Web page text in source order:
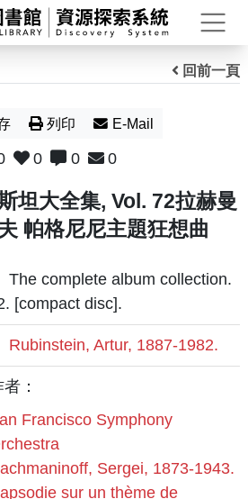
打
回前一頁
列印 E-Mail
0 0 0
坦大全集, Vol. 72拉赫曼
帕格尼尼主題狂想曲
The complete album collection.
[compact disc].
Rubinstein, Artur, 1887-1982.
：
Francisco Symphony
Sergei, 1873-1943.
sur un thème de